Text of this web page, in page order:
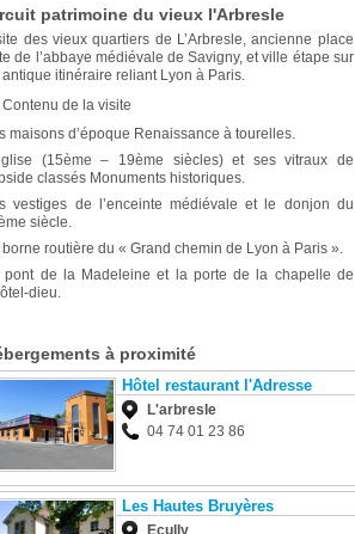
patrimoine du vieux l'Arbresle
des vieux quartiers de L’Arbresle, ancienne place
de l’abbaye médiévale de Savigny, et ville étape sur
antique itinéraire reliant Lyon à Paris.
Contenu de la visite
maisons d’époque Renaissance à tourelles.
(15ème – 19ème siècles) et ses vitraux de
classés Monuments historiques.
vestiges de l’enceinte médiévale et le donjon du
siècle.
borne routière du « Grand chemin de Lyon à Paris ».
pont de la Madeleine et la porte de la chapelle de
dieu.
à proximité
Hôtel restaurant l'Adresse
L'arbresle
04 74 01 23 86
Les Hautes Bruyères